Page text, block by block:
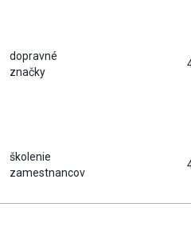
dopravné
značky
školenie
zamestnancov